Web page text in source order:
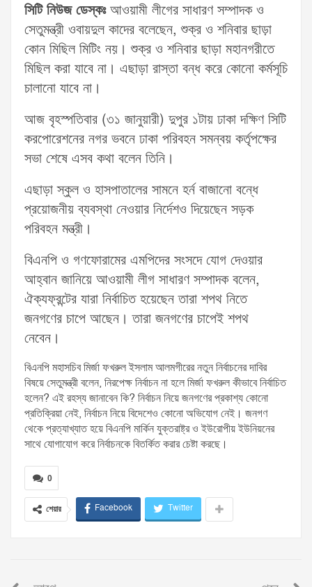
সিটি নিউজ ডেস্কঃআওয়ামী লীগের সাধারণ সম্পাদক ও
সেতুমন্ত্রী ওবায়দুল কাদের বলেছেন, শুক্র ও শনিবার ছাড়া
কোন মিছিল মিটিং নয়। শুক্র ও শনিবার ছাড়া মহানগরীতে
মিছিল করা যাবে না। এছাড়া রাস্তা বন্ধ করে কোনো কর্মসূচি
চালানো যাবে না।
আজ বৃহস্পতিবার (৩১ জানুয়ারী) দুপুর ১টায় ঢাকা দক্ষিণ সিটি
করপোরেশনের নগর ভবনে ঢাকা পরিবহন সমন্বয় কর্তৃপক্ষের
সভা শেষে এসব কথা বলেন তিনি।
এছাড়া স্কুল ও হাসপাতালের সামনে হর্ন বাজানো বন্ধে
প্রয়োজনীয় ব্যবস্থা নেওয়ার নির্দেশও দিয়েছেন সড়ক
পরিবহন মন্ত্রী।
বিএনপি ও গণফোরামের এমপিদের সংসদে যোগ দেওয়ার
আহ্বান জানিয়ে আওয়ামী লীগ সাধারণ সম্পাদক বলেন,
ঐক্যফ্রন্টের যারা নির্বাচিত হয়েছেন তারা শপথ নিতে
জনগণের চাপে আছেন। তারা জনগণের চাপেই শপথ
নেবেন।
বিএনপি মহাসচিব মির্জা ফখরুল ইসলাম আলমগীরের নতুন নির্বাচনের দাবির
বিষয়ে সেতুমন্ত্রী বলেন, নিরপেক্ষ নির্বাচন না হলে মির্জা ফখরুল কীভাবে নির্বাচিত
হলেন? এই রহস্য জানাবেন কি? নির্বাচন নিয়ে জনগণের প্রকাশ্য কোনো
প্রতিক্রিয়া নেই, নির্বাচন নিয়ে বিদেশেও কোনো অভিযোগ নেই। জনগণ
থেকে প্রত্যাখ্যাত হয়ে বিএনপি মার্কিন যুক্তরাষ্ট্র ও ইউরোপীয় ইউনিয়নের
সাথে যোগাযোগ করে নির্বাচনকে বিতর্কিত করার চেষ্টা করছে।
0
শেয়ার Facebook Twitter